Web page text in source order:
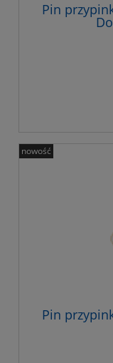
Pin
Pin
nowość